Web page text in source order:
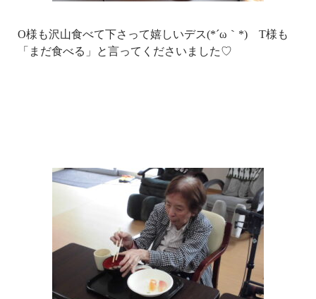
O様も沢山食べて下さって嬉しいデス(*´ω｀*) T様も
「まだ食べる」と言ってくださいました♡